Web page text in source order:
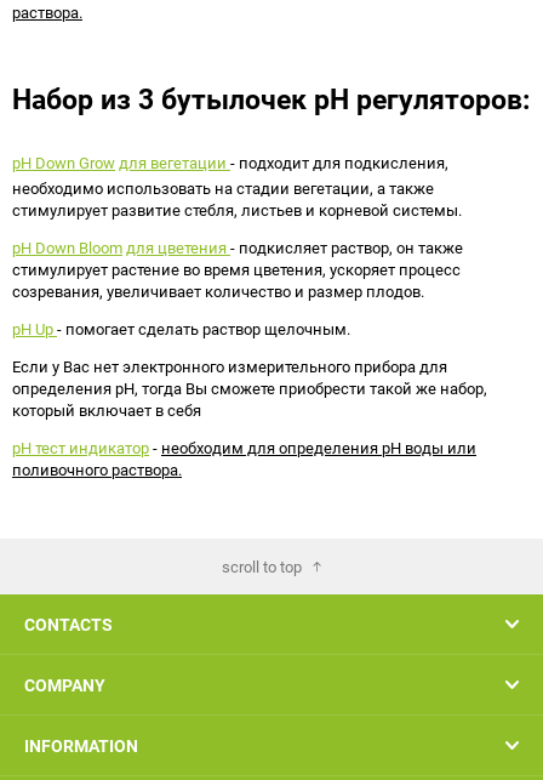
раствора.
Набор из 3 бутылочек рН регуляторов:
pH DownGrowдля вегетации - подходит для подкисления,
необходимо использовать на стадии вегетации, а также
стимулирует развитие стебля, листьев и корневой системы.
pH Down Bloomдля цветения- подкисляет раствор, он также
стимулирует растение во время цветения, ускоряет процесс
созревания, увеличивает количество и размер плодов.
pH Up- помогает сделать раствор щелочным.
Если у Вас нет электронного измерительного прибора для
определения рН, тогда Вы сможете приобрести такой же набор,
который включает в себя
pH тест индикатор- необходим для определения pH воды или
поливочного раствора.
scroll to top
CONTACTS
COMPANY
INFORMATION